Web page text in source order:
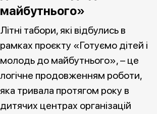
майбутнього»
Літні табори, які відбулись в
рамках проєкту «Готуємо дітей і
молодь до майбутнього», – це
логічне продовженням роботи,
яка тривала протягом року в
дитячих центрах організацій